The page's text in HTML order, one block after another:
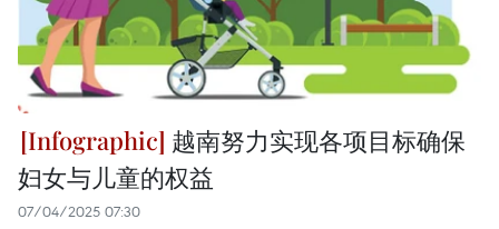
越南努力实现各项目标确保
妇女与儿童的权益
07/04/2025 07:30